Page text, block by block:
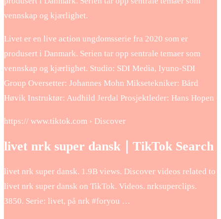
vennskap og kjærlighet.
Livet er en live action ungdomsserie fra 2020 som er
produsert i Danmark. Serien tar opp sentrale temaer som
vennskap og kjærlighet. Studio: SDI Media, Iyuno-SDI
Group Oversetter: Johannes Mohn Miksetekniker: Bård
Høvik Instruktør: Audhild Jerdal Prosjektleder: Hans Hopen
https:// www.tiktok.com › Discover
livet nrk super dansk｜TikTok Search
livet nrk super dansk. 1.9B views. Discover videos related to
livet nrk super dansk on TikTok. Videos. nrksuperclips.
3850. Serie: livet, på nrk #foryou …